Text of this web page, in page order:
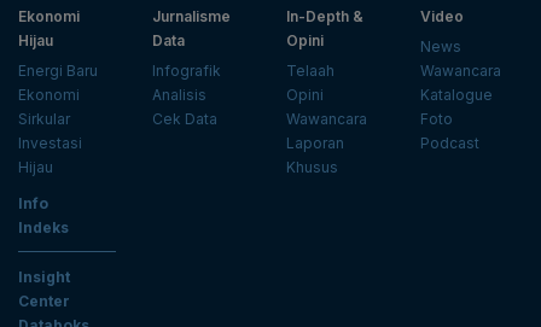
Ekonomi
Hijau
Energi Baru
Ekonomi
Sirkular
Investasi
Hijau
Jurnalisme
Data
Infografik
Analisis
Cek Data
In-Depth &
Opini
Telaah
Opini
Wawancara
Laporan
Khusus
Video
News
Wawancara
Katalogue
Foto
Podcast
Info
Indeks
Insight
Center